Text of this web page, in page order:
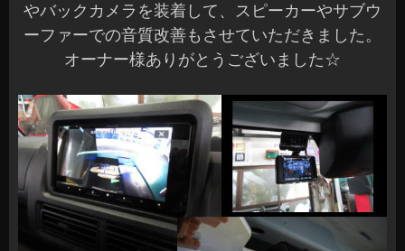
やバックカメラを装着して、スピーカーやサブウ
ーファーでの音質改善もさせていただきました。
オーナー様ありがとうございました☆